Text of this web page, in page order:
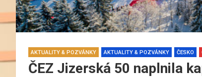
AKTUALITY & POZVÁNKY AKTUALITY & POZVÁNKY ČESKO
ČEZ Jizerská 50 naplnila